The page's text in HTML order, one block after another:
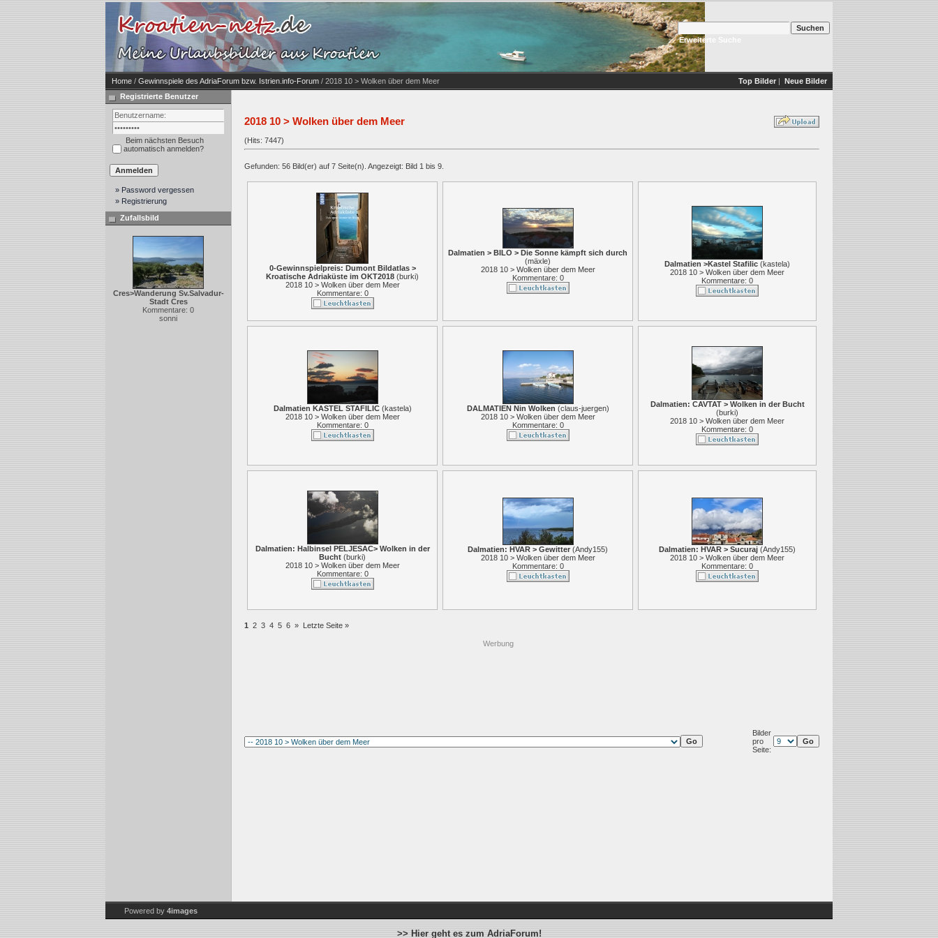
Erweiterte Suche
Home / Gewinnspiele des AdriaForum bzw. Istrien.info-Forum / 2018 10 > Wolken über dem Meer Top Bilder | Neue Bilder
Registrierte Benutzer
Beim nächsten Besuch
automatisch anmelden?
» Password vergessen
» Registrierung
Zufallsbild
Cres>Wanderung Sv.Salvadur-
Stadt Cres
Kommentare: 0
sonni
2018 10 > Wolken über dem Meer
(Hits: 7447)
Gefunden: 56 Bild(er) auf 7 Seite(n). Angezeigt: Bild 1 bis 9.
0-Gewinnspielpreis: Dumont Bildatlas >
Kroatische Adriaküste im OKT2018 (burki)
2018 10 > Wolken über dem Meer
Kommentare: 0
Dalmatien > BILO > Die Sonne kämpft sich durch
(mäxle)
2018 10 > Wolken über dem Meer
Kommentare: 0
Dalmatien >Kastel Stafilic (kastela)
2018 10 > Wolken über dem Meer
Kommentare: 0
Dalmatien KASTEL STAFILIC(kastela)
2018 10 > Wolken über dem Meer
Kommentare: 0
DALMATIEN Nin Wolken (claus-juergen)
2018 10 > Wolken über dem Meer
Kommentare: 0
Dalmatien: CAVTAT > Wolken in der Bucht
(burki)
2018 10 > Wolken über dem Meer
Kommentare: 0
Dalmatien: Halbinsel PELJESAC> Wolken in der
Bucht (burki)
2018 10 > Wolken über dem Meer
Kommentare: 0
Dalmatien: HVAR > Gewitter (Andy155)
2018 10 > Wolken über dem Meer
Kommentare: 0
Dalmatien: HVAR > Sucuraj (Andy155)
2018 10 > Wolken über dem Meer
Kommentare: 0
1 2 3 4 5 6 » Letzte Seite »
Werbung
Bilder
pro
Seite:
Powered by 4images
>> Hier geht es zum AdriaForum!